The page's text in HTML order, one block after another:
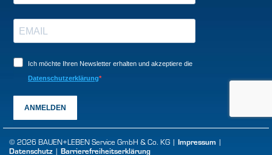
Ich möchte Ihren Newsletter erhalten und akzeptiere die
Datenschutzerklärung
ANMELDEN
© 2026 BAUEN+LEBEN Service GmbH & Co. KG | Impressum |
Datenschutz | Barrierefreiheitserklärung